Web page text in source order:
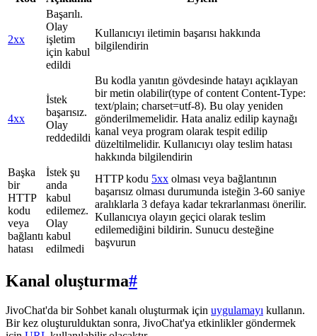
2xx
Başarılı.
Olay
işletim
için kabul
edildi
Kullanıcıyı iletimin başarısı hakkında
bilgilendirin
4xx
İstek
başarısız.
Olay
reddedildi
Bu kodla yanıtın gövdesinde hatayı açıklayan
bir metin olabilir(type of content Content-Type:
text/plain; charset=utf-8). Bu olay yeniden
gönderilmemelidir. Hata analiz edilip kaynağı
kanal veya program olarak tespit edilip
düzeltilmelidir. Kullanıcıyı olay teslim hatası
hakkında bilgilendirin
Başka
bir
HTTP
kodu
veya
bağlantı
hatası
İstek şu
anda
kabul
edilemez.
Olay
kabul
edilmedi
HTTP kodu 5xx olması veya bağlantının
başarısız olması durumunda isteğin 3-60 saniye
aralıklarla 3 defaya kadar tekrarlanması önerilir.
Kullanıcıya olayın geçici olarak teslim
edilemediğini bildirin. Sunucu desteğine
başvurun
Kanal oluşturma#
JivoChat'da bir Sohbet kanalı oluşturmak için uygulamayı kullanın.
Bir kez oluşturulduktan sonra, JivoChat'ya etkinlikler göndermek